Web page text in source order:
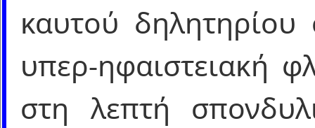
καυτού
υπερ-ηφαιστειακή
στη λεπτή